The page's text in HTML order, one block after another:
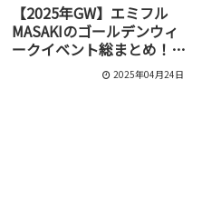
【2025年GW】エミフル
MASAKIのゴールデンウィ
ークイベント総まとめ！家
族で楽しめる催しが盛りだ
2025年04月24日